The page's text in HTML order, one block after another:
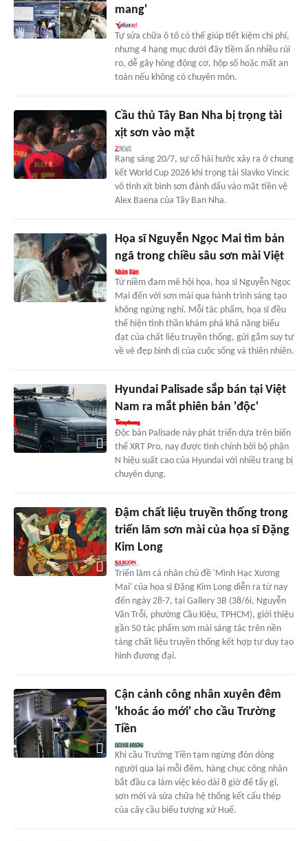
mang'
Tự sửa chữa ô tô có thể giúp tiết kiệm chi phí,
nhưng 4 hạng mục dưới đây tiềm ẩn nhiều rủi
ro, dễ gây hỏng động cơ, hộp số hoặc mất an
toàn nếu không có chuyên môn.
Cầu thủ Tây Ban Nha bị trọng tài
xịt sơn vào mặt
Rạng sáng 20/7, sự cố hài hước xảy ra ở chung
kết World Cup 2026 khi trọng tài Slavko Vincic
vô tình xịt bình sơn đánh dấu vào mặt tiền vệ
Alex Baena của Tây Ban Nha.
Họa sĩ Nguyễn Ngọc Mai tìm bản
ngã trong chiều sâu sơn mài Việt
Từ niềm đam mê hội họa, họa sĩ Nguyễn Ngọc
Mai đến với sơn mài qua hành trình sáng tạo
không ngừng nghỉ. Mỗi tác phẩm, họa sĩ đều
thể hiện tinh thần khám phá khả năng biểu
đạt của chất liệu truyền thống, gửi gắm suy tư
về vẻ đẹp bình dị của cuộc sống và thiên nhiên.
Hyundai Palisade sắp bán tại Việt
Nam ra mắt phiên bản 'độc'
Độc bản Palisade này phát triển dựa trên biến
thể XRT Pro, nay được tinh chỉnh bởi bộ phận
N hiệu suất cao của Hyundai với nhiều trang bị
chuyên dụng.
Đậm chất liệu truyền thống trong
triển lãm sơn mài của họa sĩ Đặng
Kim Long
Triển lãm cá nhân chủ đề 'Mình Hạc Xương
Mai' của họa sĩ Đặng Kim Long diễn ra từ nay
đến ngày 28-7, tại Gallery 3B (38/6i, Nguyễn
Văn Trỗi, phường Cầu Kiệu, TPHCM), giới thiệu
gần 50 tác phẩm sơn mài sáng tác trên nền
tảng chất liệu truyền thống kết hợp tư duy tạo
hình đương đại.
Cận cảnh công nhân xuyên đêm
'khoác áo mới' cho cầu Trường
Tiền
Khi cầu Trường Tiền tạm ngừng đón dòng
người qua lại mỗi đêm, hàng chục công nhân
bắt đầu ca làm việc kéo dài 8 giờ để tẩy gỉ,
sơn mới và sửa chữa hệ thống kết cấu thép
của cây cầu biểu tượng xứ Huế.